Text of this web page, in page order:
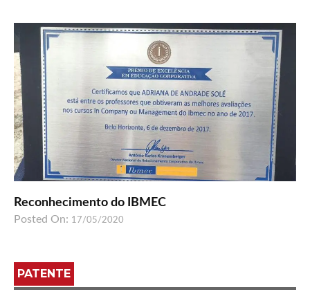
Reconhecimento do IBMEC
Posted On: 17/05/2020
PATENTE